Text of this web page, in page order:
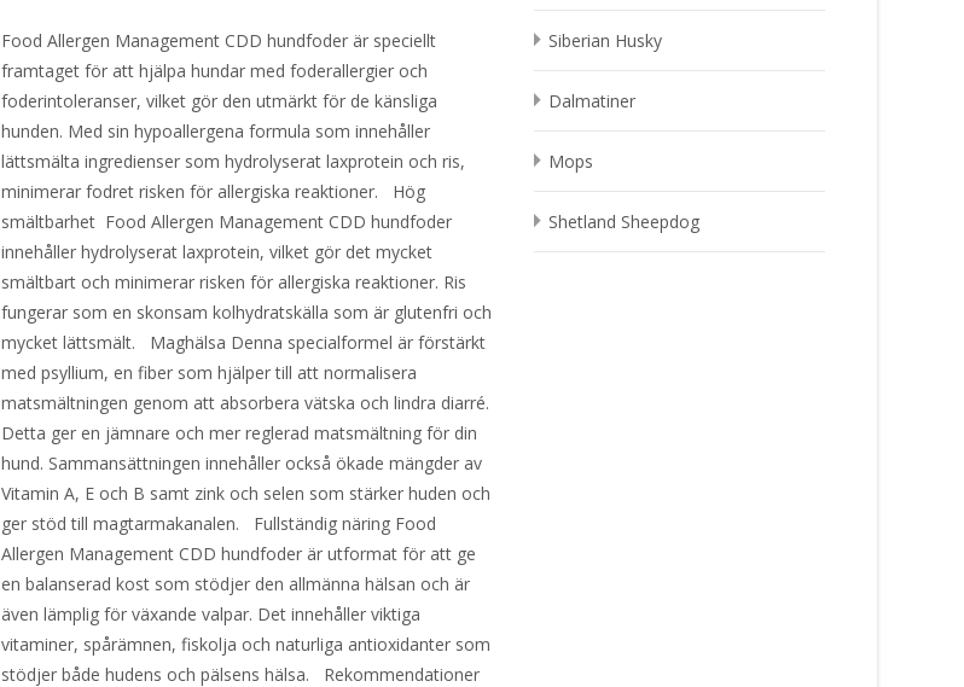
Food Allergen Management CDD hundfoder är speciellt
framtaget för att hjälpa hundar med foderallergier och
foderintoleranser, vilket gör den utmärkt för de känsliga
hunden. Med sin hypoallergena formula som innehåller
lättsmälta ingredienser som hydrolyserat laxprotein och ris,
minimerar fodret risken för allergiska reaktioner. Hög
smältbarhet Food Allergen Management CDD hundfoder
innehåller hydrolyserat laxprotein, vilket gör det mycket
smältbart och minimerar risken för allergiska reaktioner. Ris
fungerar som en skonsam kolhydratskälla som är glutenfri och
mycket lättsmält. Maghälsa Denna specialformel är förstärkt
med psyllium, en fiber som hjälper till att normalisera
matsmältningen genom att absorbera vätska och lindra diarré.
Detta ger en jämnare och mer reglerad matsmältning för din
hund. Sammansättningen innehåller också ökade mängder av
Vitamin A, E och B samt zink och selen som stärker huden och
ger stöd till magtarmakanalen. Fullständig näring Food
Allergen Management CDD hundfoder är utformat för att ge
en balanserad kost som stödjer den allmänna hälsan och är
även lämplig för växande valpar. Det innehåller viktiga
vitaminer, spårämnen, fiskolja och naturliga antioxidanter som
stödjer både hudens och pälsens hälsa. Rekommendationer
Siberian Husky
Dalmatiner
Mops
Shetland Sheepdog